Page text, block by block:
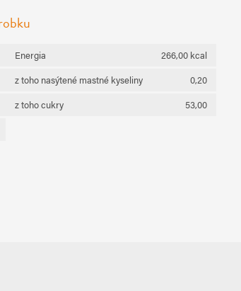
Energia
266,00 kcal
z toho nasýtené mastné kyseliny
0,20
z toho cukry
53,00